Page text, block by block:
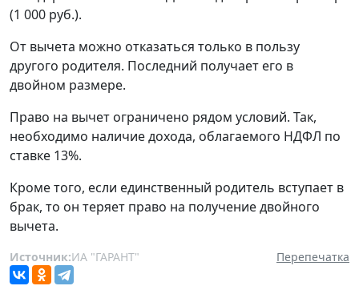
(1 000 руб.).
От вычета можно отказаться только в пользу
другого родителя. Последний получает его в
двойном размере.
Право на вычет ограничено рядом условий. Так,
необходимо наличие дохода, облагаемого НДФЛ по
ставке 13%.
Кроме того, если единственный родитель вступает в
брак, то он теряет право на получение двойного
вычета.
Источник:ИА "ГАРАНТ" Перепечатка